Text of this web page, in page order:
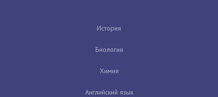
История
Биология
Химия
Английский язык